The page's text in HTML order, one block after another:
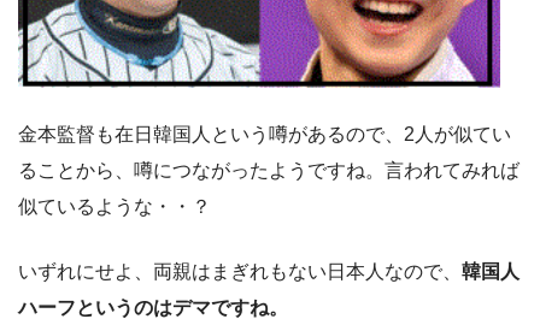
金本監督も在日韓国人という噂があるので、2人が似てい
ることから、噂につながったようですね。言われてみれば
似ているような・・？
いずれにせよ、両親はまぎれもない日本人なので、 韓国人
ハーフというのはデマですね。